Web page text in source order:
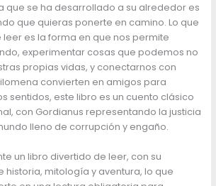
que se ha desarrollado a su alrededor es
que quieras ponerte en camino. Lo que
es la forma en que nos permite
experimentar cosas que podemos no
propias vidas, y conectarnos con
convierten en amigos para
sentidos, este libro es un cuento clásico
con Gordianus representando la justicia
lleno de corrupción y engaño.
un libro divertido de leer, con su
historia, mitología y aventura, lo que